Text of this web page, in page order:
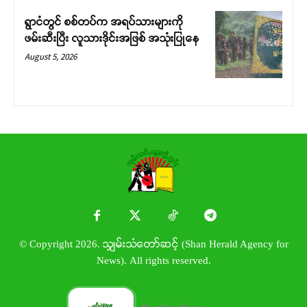
ရွာငံတွင် စစ်တပ်က အရပ်သားများကို
ဖမ်းဆီးပြီး လူသားဒိုင်းအဖြစ် အသုံးပြုနေ
August 5, 2026
© Copyright 2026. သျှမ်းသံတော်ဆင့် (Shan Herald Agency for
News). All rights reserved.